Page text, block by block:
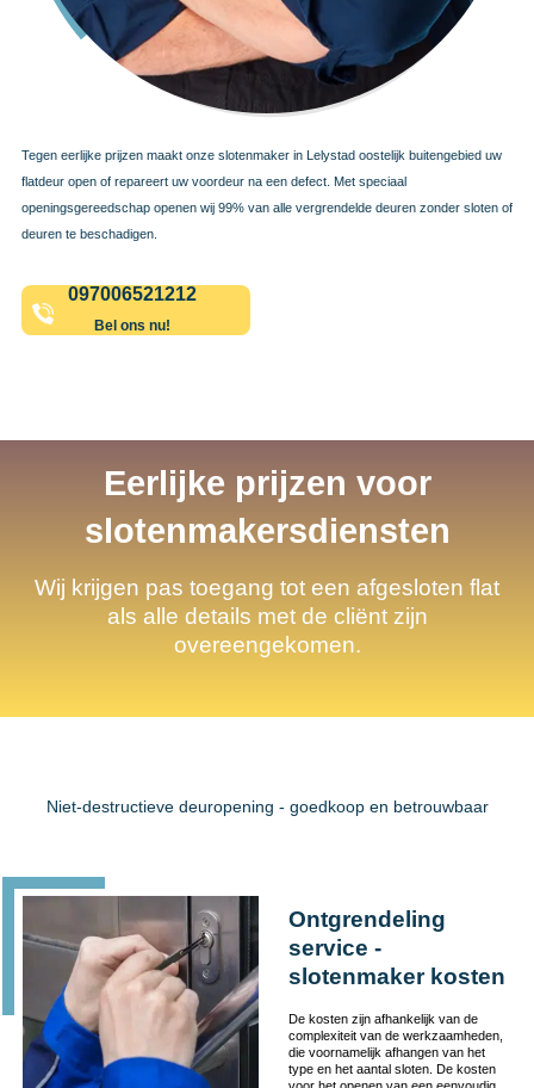
Tegen eerlijke prijzen maakt onze slotenmaker in Lelystad oostelijk buitengebied uw
flatdeur open of repareert uw voordeur na een defect. Met speciaal
openingsgereedschap openen wij 99% van alle vergrendelde deuren zonder sloten of
deuren te beschadigen.
097006521212
Bel ons nu!
Eerlijke prijzen voor
slotenmakersdiensten
Wij krijgen pas toegang tot een afgesloten flat
als alle details met de cliënt zijn
overeengekomen.
Niet-destructieve deuropening - goedkoop en betrouwbaar
Ontgrendeling
service -
slotenmaker kosten
De kosten zijn afhankelijk van de
complexiteit van de werkzaamheden,
die voornamelijk afhangen van het
type en het aantal sloten. De kosten
voor het openen van een eenvoudig